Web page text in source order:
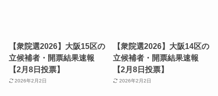
【衆院選2026】大阪15区の
立候補者・開票結果速報
【2月8日投票】
2026年2月2日
【衆院選2026】大阪14区の
立候補者・開票結果速報
【2月8日投票】
2026年2月2日